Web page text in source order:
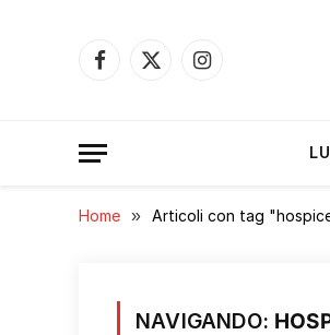
Facebook
X
Instagram
Home » Articoli con tag
NAVIGANDO: